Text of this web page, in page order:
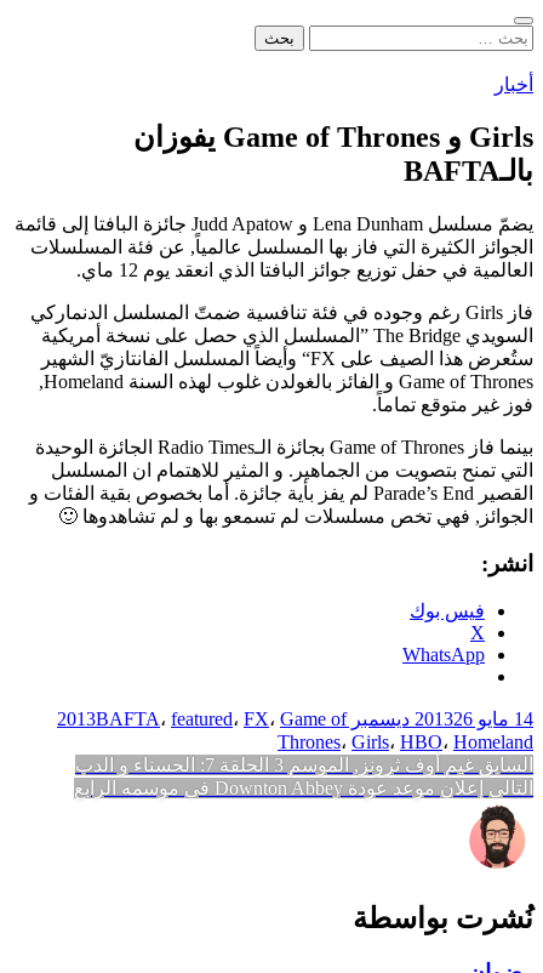
بحث
البحث
أخبار
Girls و Game of Thrones يفوزان
بالـBAFTA
يضمّ مسلسل Lena Dunham و Judd Apatow جائزة البافتا إلى قائمة
الجوائز الكثيرة التي فاز بها المسلسل عالمياً, عن فئة المسلسلات
العالمية في حفل توزيع جوائز البافتا الذي انعقد يوم 12 ماي.
فاز Girls رغم وجوده في فئة تنافسية ضمتّ المسلسل الدنماركي
السويدي The Bridge ”المسلسل الذي حصل على نسخة أمريكية
ستُعرض هذا الصيف على FX“ وأيضاً المسلسل الفانتازيّ الشهير
Game of Thrones و الفائز بالغولدن غلوب لهذه السنة Homeland,
فوز غير متوقع تماماً.
بينما فاز Game of Thrones بجائزة الـRadio Times الجائزة الوحيدة
التي تمنح بتصويت من الجماهير. و المثير للاهتمام ان المسلسل
القصير Parade’s End لم يفز بأية جائزة. أما بخصوص بقية الفئات و
الجوائز, فهي تخص مسلسلات لم تسمعو بها و لم تشاهدوها 🙂
انشر:
فيس بوك
X
WhatsApp
14 مايو 2013 26 ديسمبر 2013 BAFTA، featured، FX، Game of
Thrones، Girls، HBO، Homeland
تصفّح
المقالات
السابق المقالة
السابقة:
غيم أوف ثرونز, الموسم 3 الحلقة 7: الحسناء و الدب
التالي المقالة
التالية:
إعلان موعد عودة Downton Abbey في موسمه الرابع
نُشرت بواسطة